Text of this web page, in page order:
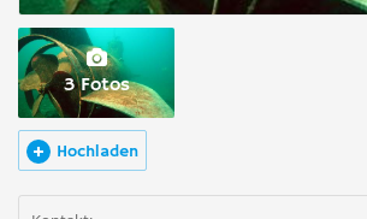
3 Fotos
Hochladen